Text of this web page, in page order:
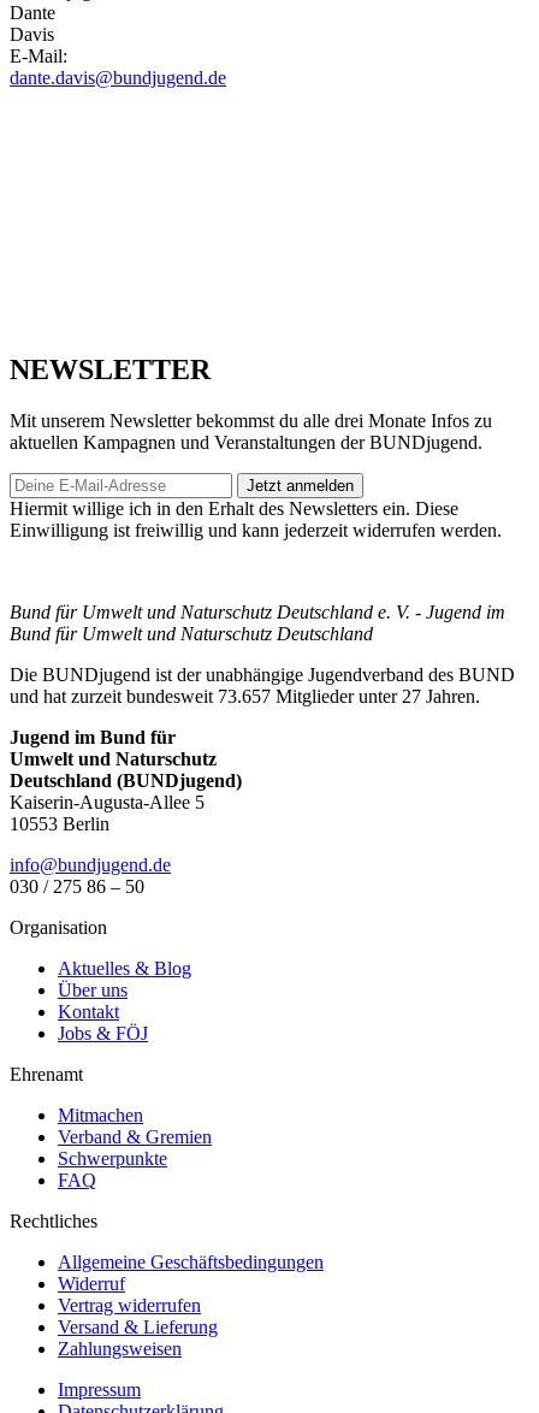
Dante
Davis
E-Mail:
dante.davis@bundjugend.de
NEWSLETTER
Mit unserem Newsletter bekommst du alle drei Monate Infos zu
aktuellen Kampagnen und Veranstaltungen der BUNDjugend.
Jetzt anmelden
Hiermit willige ich in den Erhalt des Newsletters ein. Diese
Einwilligung ist freiwillig und kann jederzeit widerrufen werden.
Bund für Umwelt und Naturschutz Deutschland e. V. - Jugend im
Bund für Umwelt und Naturschutz Deutschland
Die BUNDjugend ist der unabhängige Jugendverband des BUND
und hat zurzeit bundesweit 73.657 Mitglieder unter 27 Jahren.
Jugend im Bund für
Umwelt und Naturschutz
Deutschland (BUNDjugend)
Kaiserin-Augusta-Allee 5
10553 Berlin
info@bundjugend.de
030 / 275 86 – 50
Organisation
Aktuelles & Blog
Über uns
Kontakt
Jobs & FÖJ
Ehrenamt
Mitmachen
Verband & Gremien
Schwerpunkte
FAQ
Rechtliches
Allgemeine Geschäftsbedingungen
Widerruf
Vertrag widerrufen
Versand & Lieferung
Zahlungsweisen
Impressum